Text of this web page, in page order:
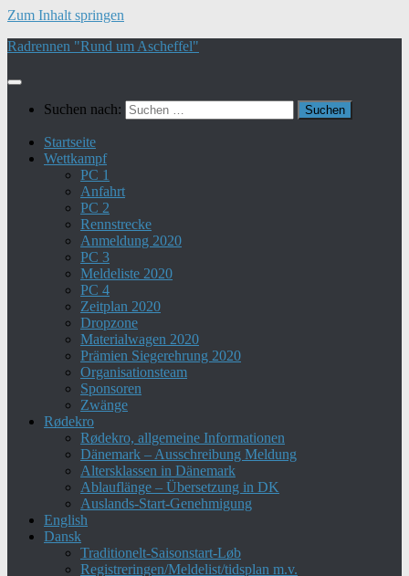
Zum Inhalt springen
Radrennen "Rund um Ascheffel"
Suchen nach:
Startseite
Wettkampf
PC 1
Anfahrt
PC 2
Rennstrecke
Anmeldung 2020
PC 3
Meldeliste 2020
PC 4
Zeitplan 2020
Dropzone
Materialwagen 2020
Prämien Siegerehrung 2020
Organisationsteam
Sponsoren
Zwänge
Rødekro
Rødekro, allgemeine Informationen
Dänemark – Ausschreibung Meldung
Altersklassen in Dänemark
Ablauflänge – Übersetzung in DK
Auslands-Start-Genehmigung
English
Dansk
Traditionelt-Saisonstart-Løb
Registreringen/Meldelist/tidsplan m.v.